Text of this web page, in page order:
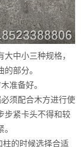
中小三种规格，
部分。
准备好。
须配合木方进行使
步紧卡头不得和较
的时候选择合适